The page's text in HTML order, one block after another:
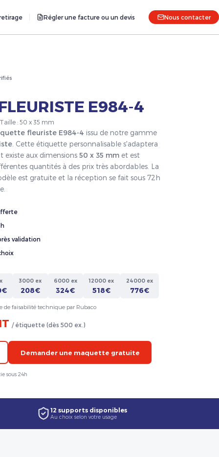
Régler une facture ou un devis Nous contacter
E984-4
: 50 x 35 mm
fleuriste E984-4 issu de notre gamme
. Cette étiquette personnalisable s'adaptera
existe aux dimensions 50 x 35 mm et est
quantités à des prix très abordables. La
est gratuite et la réception se fait sous 72h
validation
3000 ex
208€
6000 ex
324€
12000 ex
518€
24000 ex
776€
de faisabilité technique par Rubaco
/ étiquette (dès 500 ex.)
Demander une maquette gratuite
sous 24h
12 supports disponibles
Au choix selon votre usage